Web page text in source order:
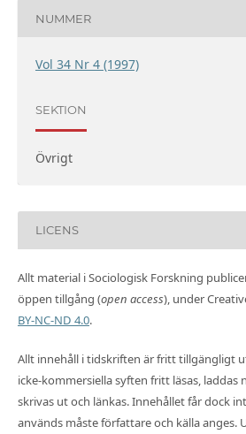
NUMMER
Vol 34 Nr 4 (1997)
SEKTION
Övrigt
LICENS
Allt material i Sociologisk Forskning
öppen tillgång (open access), under
BY-NC-ND 4.0.
Allt innehåll i tidskriften är fritt tillgängligt
icke-kommersiella syften fritt läsas, laddas
skrivas ut och länkas. Innehållet får dock
används måste författare och källa anges.